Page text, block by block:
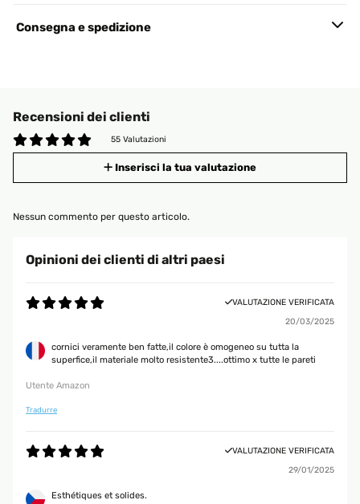
Consegna e spedizione
Recensioni dei clienti
55 Valutazioni
Inserisci la tua valutazione
Nessun commento per questo articolo.
Opinioni dei clienti di altri paesi
VALUTAZIONE VERIFICATA
20/03/2025
cornici veramente ben fatte,il colore è omogeneo su tutta la
superfice,il materiale molto resistente3....ottimo x tutte le pareti
Utente Amazon
Tradurre
VALUTAZIONE VERIFICATA
29/01/2025
Esthétiques et solides.